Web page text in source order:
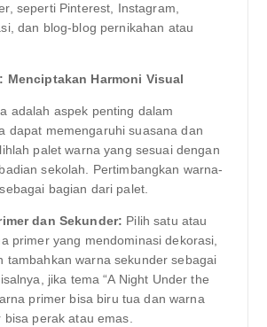
seperti Pinterest, Instagram,
dan blog-blog pernikahan atau
Menciptakan Harmoni Visual
adalah aspek penting dalam
dapat memengaruhi suasana dan
palet warna yang sesuai dengan
sekolah. Pertimbangkan warna-
bagian dari palet.
dan Sekunder: Pilih satu atau
primer yang mendominasi dekorasi,
tambahkan warna sekunder sebagai
jika tema “A Night Under the
primer bisa biru tua dan warna
bisa perak atau emas.